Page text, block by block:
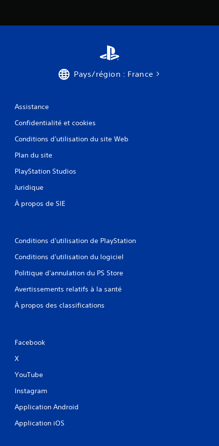
Pays/région : France
Assistance
Confidentialité et cookies
Conditions d'utilisation du site Web
Plan du site
PlayStation Studios
Juridique
À propos de SIE
Conditions d'utilisation de PlayStation
Conditions d'utilisation du logiciel
Politique d'annulation du PS Store
Avertissements relatifs à la santé
À propos des classifications
Facebook
X
YouTube
Instagram
Application Android
Application iOS